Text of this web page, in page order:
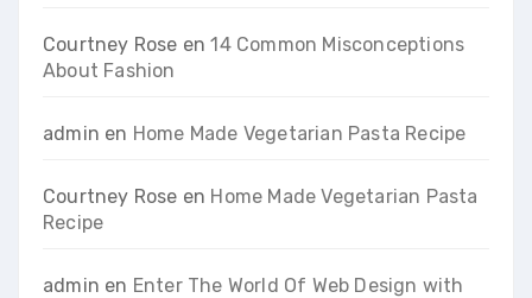
Courtney Rose en14 Common Misconceptions
About Fashion
admin en Home Made Vegetarian Pasta Recipe
Courtney Rose en Home Made Vegetarian Pasta
Recipe
admin en Enter The World Of Web Design with